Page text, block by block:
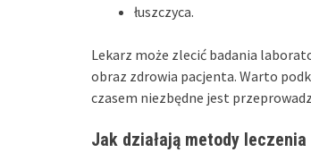
łuszczyca.
Lekarz może zlecić badania
obraz zdrowia pacjenta. Warto
czasem niezbędne jest
Jak działają metody